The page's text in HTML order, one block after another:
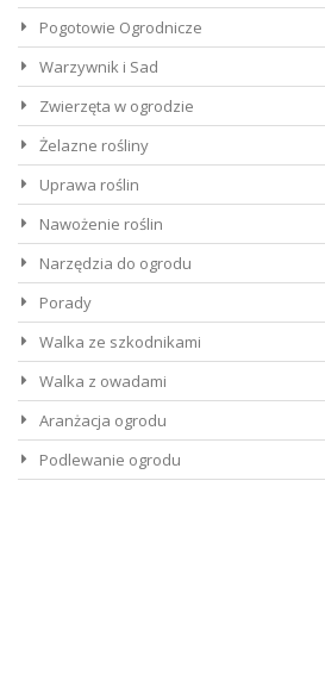
Pogotowie Ogrodnicze
Warzywnik i Sad
Zwierzęta w ogrodzie
Żelazne rośliny
Uprawa roślin
Nawożenie roślin
Narzędzia do ogrodu
Porady
Walka ze szkodnikami
Walka z owadami
Aranżacja ogrodu
Podlewanie ogrodu